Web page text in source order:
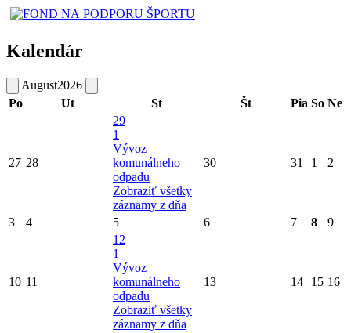
Kalendár
August2026
Po
Ut St Št Pia So Ne
27 28
29
1
Vývoz
komunálneho
odpadu
Zobraziť všetky
záznamy z dňa
30 31 1 2
3 4 5 6 7 8 9
10 11
12
1
Vývoz
komunálneho
odpadu
Zobraziť všetky
záznamy z dňa
13 14 15 16